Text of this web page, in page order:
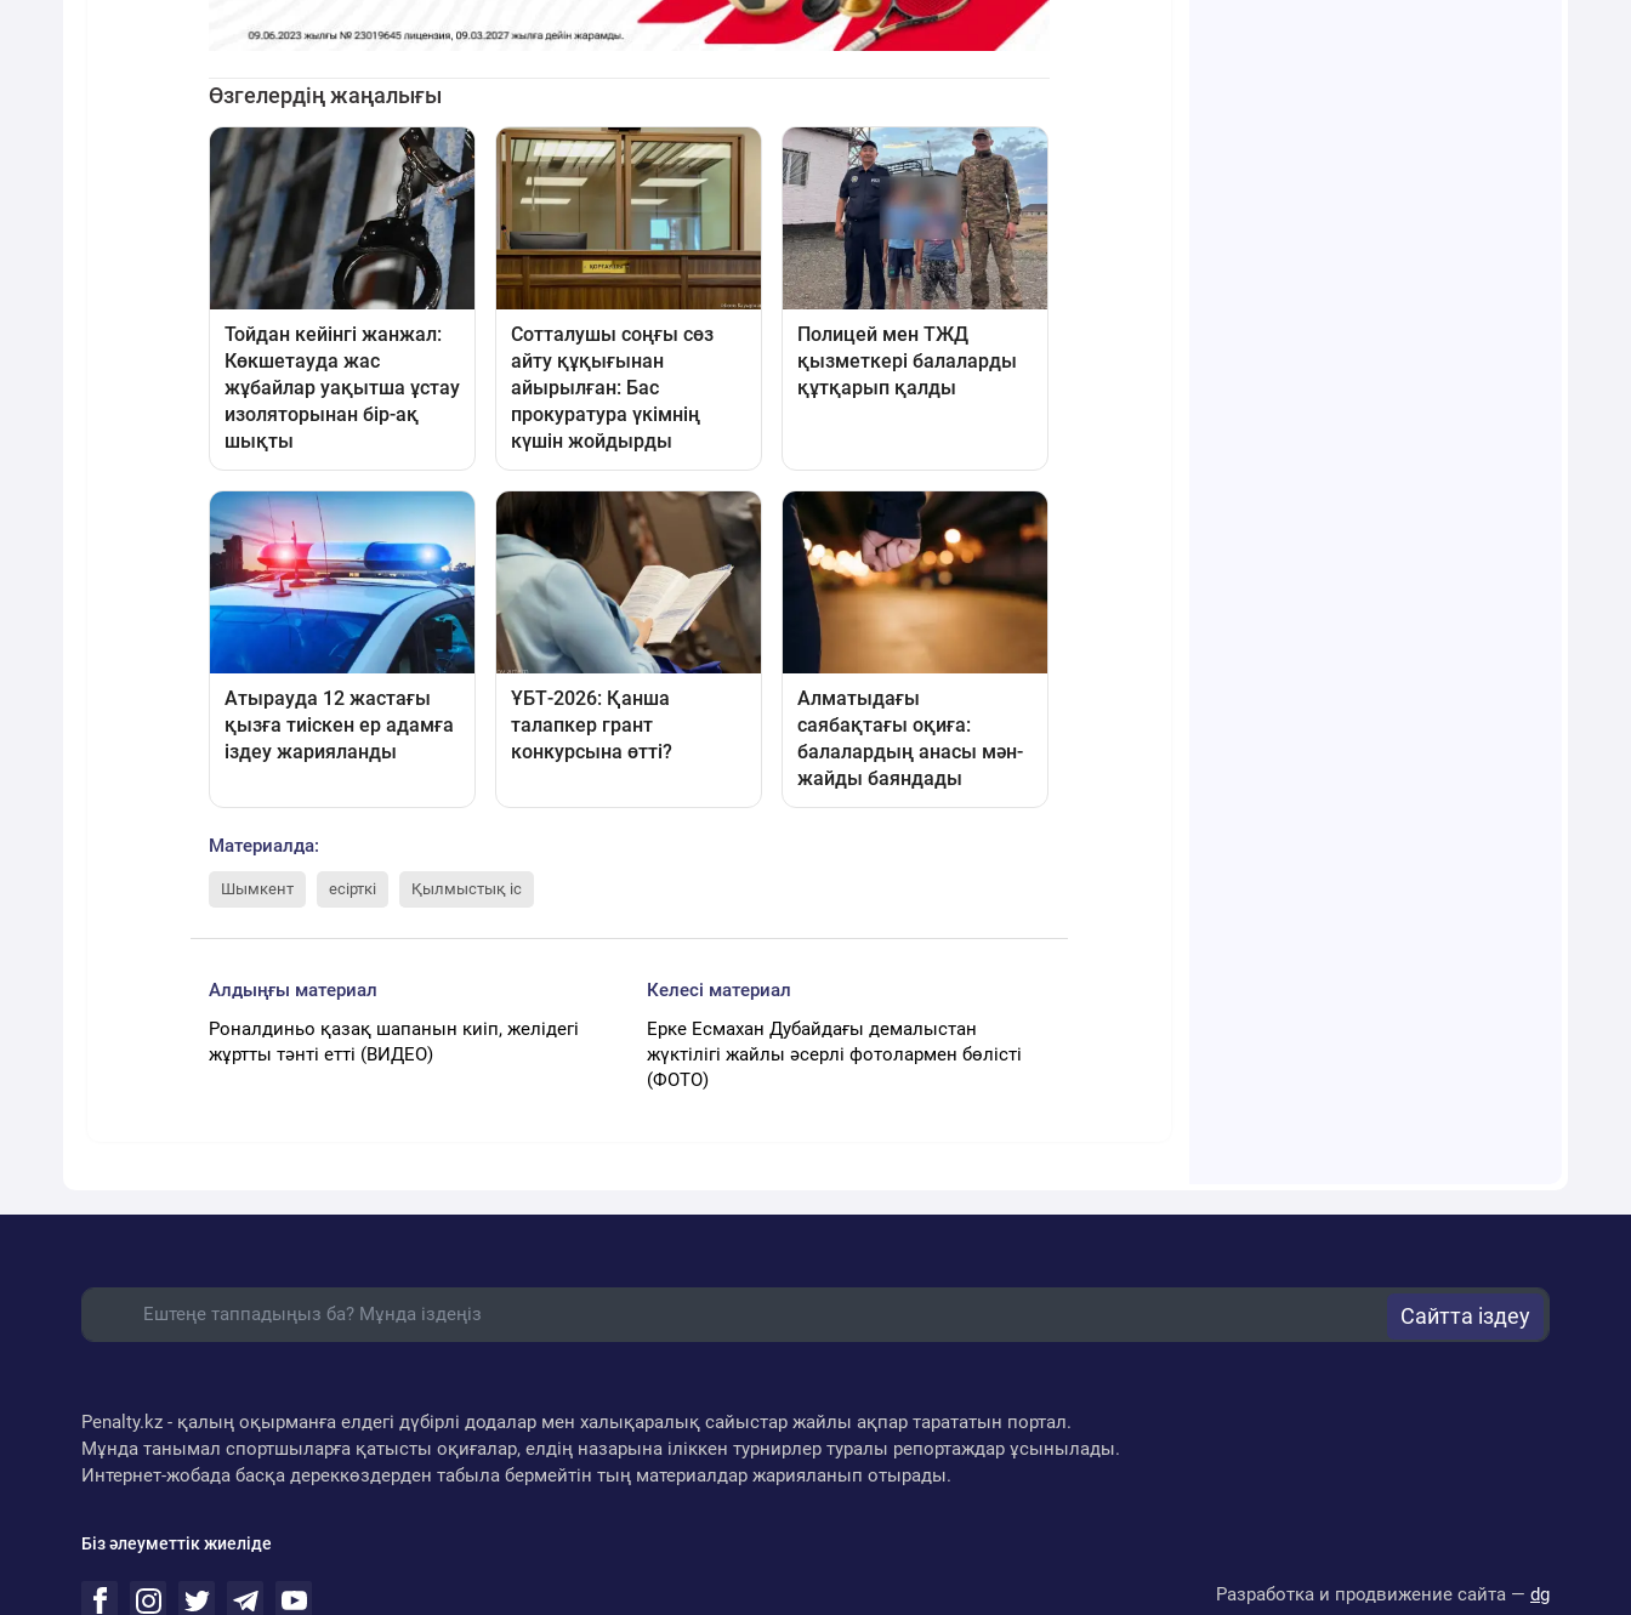
Материалда:
Шымкент есірткі Қылмыстық іс
Алдыңғы материал
Роналдиньо қазақ шапанын киіп, желідегі
жұртты тәнті етті (ВИДЕО)
Келесі материал
Ерке Есмахан Дубайдағы демалыстан
жүктілігі жайлы әсерлі фотолармен бөлісті
(ФОТО)
Сайтта іздеу
Penalty.kz - қалың оқырманға елдегі дүбірлі додалар мен халықаралық сайыстар жайлы ақпар тарататын портал.
Мұнда танымал спортшыларға қатысты оқиғалар, елдің назарына іліккен турнирлер туралы репортаждар ұсынылады.
Интернет-жобада басқа дереккөздерден табыла бермейтін тың материалдар жарияланып отырады.
Біз әлеуметтік жиеліде
Разработка и продвижение сайта — dg